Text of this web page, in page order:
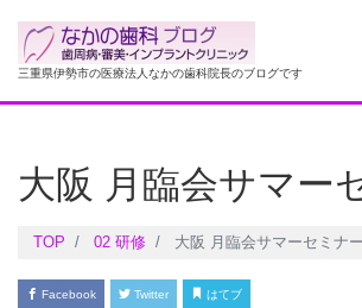
三重県伊勢市の医療法人なかの歯科院長のブログです
大阪 月臨会サマー
TOP 02 研修 大阪 月臨会サマーセミナー
Facebook Twitter はてブ